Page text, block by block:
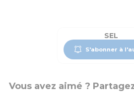
SEL
S'abonner à
Vous avez aimé ?